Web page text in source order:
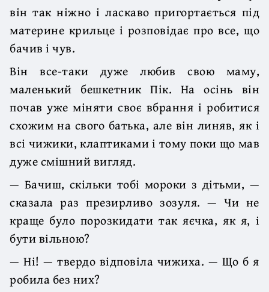
він так ніжно і ласкаво пригортається під
материне крильце і розповідає про все, що
бачив і чув.
Він все-таки дуже любив свою маму,
маленький бешкетник Пік. На осінь він
почав уже міняти своє вбрання і робитися
схожим на свого батька, але він линяв, як і
всі чижики, клаптиками і тому поки що мав
дуже смішний вигляд.
— Бачиш, скільки тобі мороки з дітьми, —
сказала раз презирливо зозуля. — Чи не
краще було порозкидати так яєчка, як я, і
бути вільною?
— Ні! — твердо відповіла чижиха. — Що б я
робила без них?